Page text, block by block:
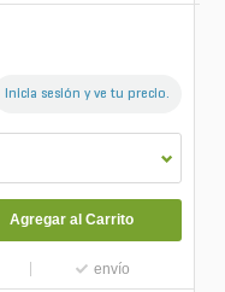
Inicia sesión y ve tu precio.
Agregar al Carrito
envío